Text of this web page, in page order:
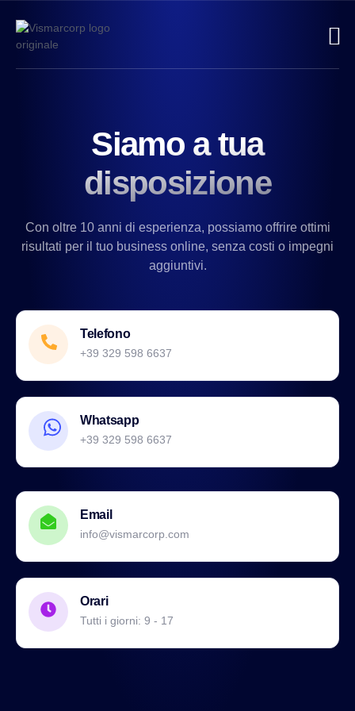
Siamo a tua
disposizione
Con oltre 10 anni di esperienza, possiamo offrire ottimi
risultati per il tuo business online, senza costi o impegni
aggiuntivi.
Telefono
+39 329 598 6637
Whatsapp
+39 329 598 6637
Email
info@vismarcorp.com
Orari
Tutti i giorni: 9 - 17